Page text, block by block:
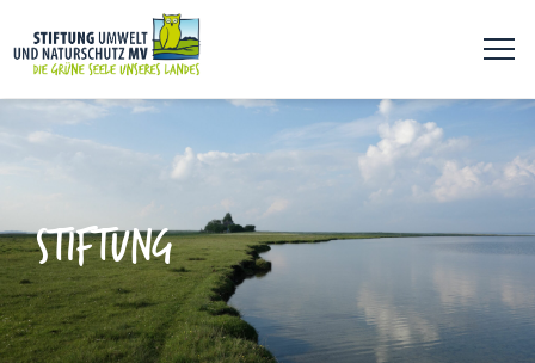
STIFTUNG